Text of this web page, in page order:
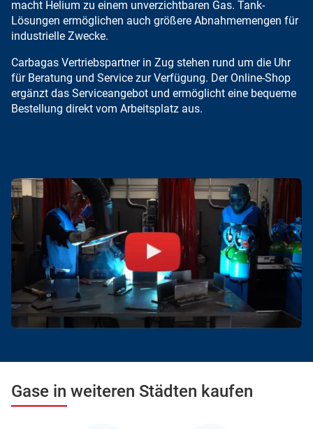
macht Helium zu einem unverzichtbaren Gas. Tank-
Lösungen ermöglichen auch größere Abnahmemengen für
industrielle Zwecke.
Carbagas Vertriebspartner in Zug stehen rund um die Uhr
für Beratung und Service zur Verfügung. Der Online-Shop
ergänzt das Serviceangebot und ermöglicht eine bequeme
Bestellung direkt vom Arbeitsplatz aus.
Gase in weiteren Städten kaufen